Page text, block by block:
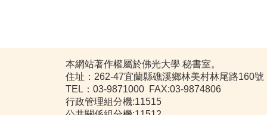
本網站著作權屬於佛光大學 秘書室。
住址：262-47宜蘭縣礁溪鄉林美村林尾路160號
TEL：03-9871000 FAX:03-9874806
行政管理組分機:11515